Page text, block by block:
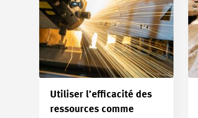
Utiliser l’efficacité des
ressources comme